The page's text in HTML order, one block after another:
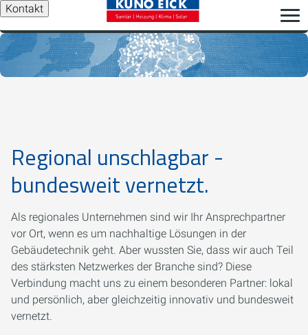
Kontakt
Regional unschlagbar -
bundesweit vernetzt.
Als regionales Unternehmen sind wir Ihr Ansprechpartner
vor Ort, wenn es um nachhaltige Lösungen in der
Gebäudetechnik geht. Aber wussten Sie, dass wir auch Teil
des stärksten Netzwerkes der Branche sind? Diese
Verbindung macht uns zu einem besonderen Partner: lokal
und persönlich, aber gleichzeitig innovativ und bundesweit
vernetzt.